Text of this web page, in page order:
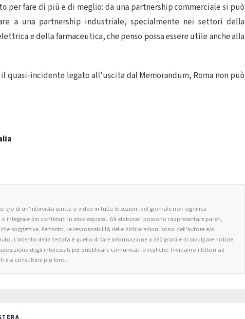
per fare di più e di meglio: da una partnership commerciale si può
a una partnership industriale, specialmente nei settori della
e della farmaceutica, che penso possa essere utile anche alla
quasi-incidente legato all'uscita dal Memorandum, Roma non può
e/o di un'intervista scritta o video in tutte le sezioni del giornale non significa
integrale dei contenuti in esso espressi. Gli elaborati possono rappresentare pareri,
soggettive. Pertanto, le responsabilità delle dichiarazioni sono dell'autore e/o
L'intento della testata è quello di fare informazione a 360 gradi e di divulgare notizie
degli interessati per pubblicare comunicati o repliche. Invitiamo i lettori ad
e a consultare più fonti.